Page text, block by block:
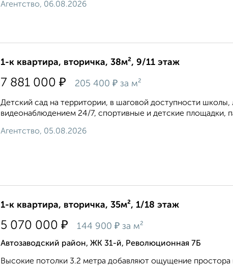
Агентство, 06.08.2026
1-к квартира, вторичка, 38м², 9/11 этаж
7 881 000 ₽ 205 400 ₽ за м²
Детский сад на территории, в шаговой доступности
видеонаблюдением 24/7, спортивные и детские площадки,
Агентство, 05.08.2026
1-к квартира, вторичка, 35м², 1/18 этаж
5 070 000 ₽ 144 900 ₽ за м²
Автозаводский район, ЖК 31-й, Революционная 7Б
Высокие потолки 3.2 метра добавляют ощущение